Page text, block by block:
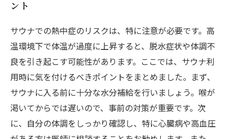
ント
サウナでの熱中症のリスクは、特に注意が必要です。高
温環境下で体温が過度に上昇すると、脱水症状や体調不
良を引き起こす可能性があります。ここでは、サウナ利
用時に気を付けるべきポイントをまとめました。まず、
サウナに入る前に十分な水分補給を行いましょう。喉が
渇いてからでは遅いので、事前の対策が重要です。次
に、自分の体調をしっかり確認し、特に心臓病や高血圧